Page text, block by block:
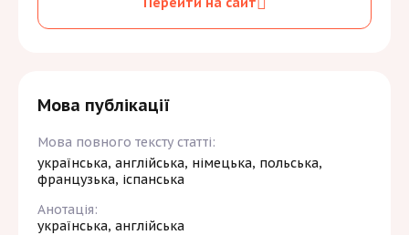
Мова публікації
Мова повного тексту статті:
українська, англійська, німецька, польська,
французька, іспанська
Анотація:
українська, англійська
аспірантури та печаткою цього відділу.
1000 гривень
, які необхідно сплатити
додатково до публікаційного внеску.